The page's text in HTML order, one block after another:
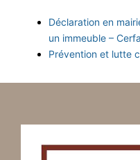
Déclaration en
un immeuble –
Prévention et lutte